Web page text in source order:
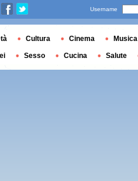
Username
Cultura Cinema Musica
Sesso Cucina Salute